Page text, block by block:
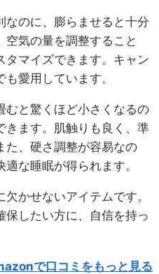
なのに、膨らませると十分
空気の量を調整すること
タマイズできます。キャン
愛用しています。
むと驚くほど小さくなるの
きます。肌触りも良く、準
た、硬さ調整が容易なの
な睡眠が得られます。
かせないアイテムです。
保したい方に、自信を持っ
で口コミをもっと見る